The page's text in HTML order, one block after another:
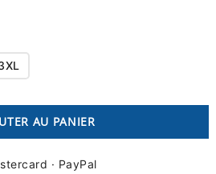
AU PANIER
· PayPal